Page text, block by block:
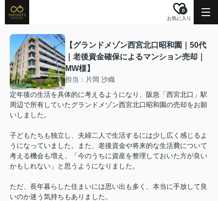
お気に入り
0
【グランドメゾン西宮北口昭和園｜50代
｜老後資金確保によるマンション売却｜
MW様】
担当：片岡 沙織
定年後の生活を具体的に考えるようになり、阪急「西宮北口」駅
周辺で所有していたグランドメゾン西宮北口昭和園の売却をお願
いしました。
子どもたちも独立し、夫婦二人で生活するには少し広く感じるよ
うになっていました。また、老後資金や将来的な生活費について
考える機会も増え、「今のうちに資産を整理しておいた方が良い
かもしれない」と思うようになりました。
ただ、長年暮らした住まいには思い出も多く、本当に手放して良
いのか迷う気持ちもありました。